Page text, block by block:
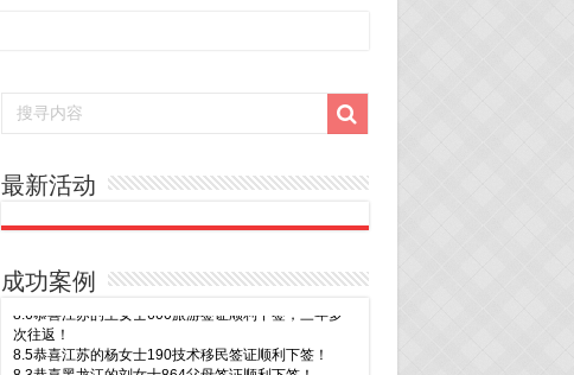
最新活动
成功案例
7.30恭喜广东的林同学500学生签证顺利下签！
7.29恭喜越南的LE 先生一家五口186 雇主担保签证
顺利下签！